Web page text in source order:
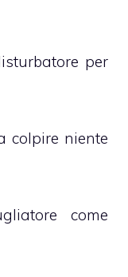
per
colpire niente
come